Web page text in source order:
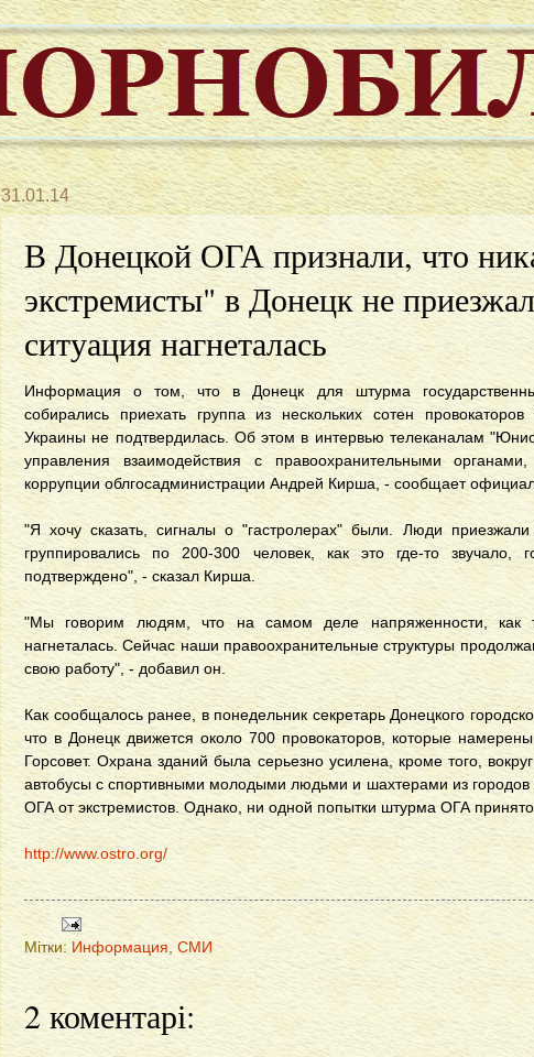
31.01.14
В Донецкой ОГА признали, что
экстремисты" в Донецк не
ситуация нагнеталась
Информация о том, что в Донецк для штурма
собирались приехать группа из нескольких сотен
Украины не подтвердилась. Об этом в интервью телеканалам
управления взаимодействия с правоохранительными
коррупции облгосадминистрации Андрей Кирша, - сообщает
"Я хочу сказать, сигналы о "гастролерах" были. Люди
группировались по 200-300 человек, как это где-то звучало,
подтверждено", - сказал Кирша.
"Мы говорим людям, что на самом деле напряженности, как
нагнеталась. Сейчас наши правоохранительные структуры
свою работу", - добавил он.
Как сообщалось ранее, в понедельник секретарь Донецкого
что в Донецк движется около 700 провокаторов, которые
Горсовет. Охрана зданий была серьезно усилена, кроме того,
автобусы с спортивными молодыми людьми и шахтерами из городов
ОГА от экстремистов. Однако, ни одной попытки штурма ОГА
http://www.ostro.org/
Мітки: Информация, СМИ
2 коментарі: